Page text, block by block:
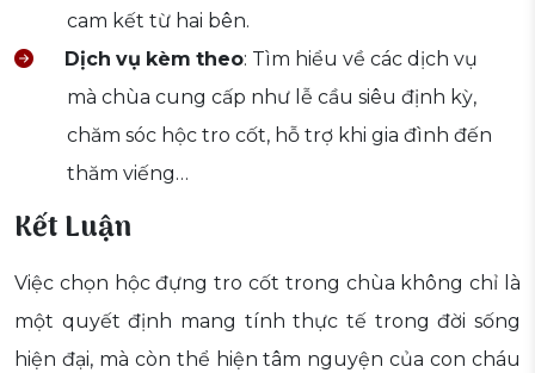
cam kết từ hai bên.
Dịch vụ kèm theo: Tìm hiểu về các dịch vụ
mà chùa cung cấp như lễ cầu siêu định kỳ,
chăm sóc hộc tro cốt, hỗ trợ khi gia đình đến
thăm viếng…
Kết Luận
Việc chọn hộc đựng tro cốt trong chùa không chỉ là
một quyết định mang tính thực tế trong đời sống
hiện đại, mà còn thể hiện tâm nguyện của con cháu